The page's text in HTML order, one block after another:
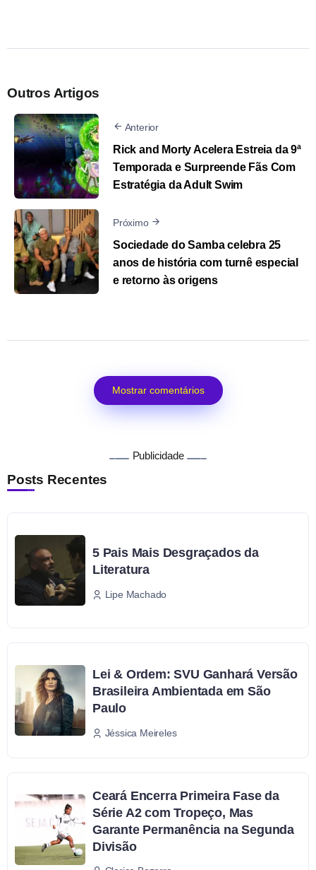
Outros Artigos
Anterior
Rick and Morty Acelera Estreia da 9ª
Temporada e Surpreende Fãs Com
Estratégia da Adult Swim
Próximo
Sociedade do Samba celebra 25
anos de história com turnê especial
e retorno às origens
Mostrar comentários
Publicidade
Posts Recentes
5 Pais Mais Desgraçados da
Literatura
Lipe Machado
Lei & Ordem: SVU Ganhará Versão
Brasileira Ambientada em São
Paulo
Jéssica Meireles
Ceará Encerra Primeira Fase da
Série A2 com Tropeço, Mas
Garante Permanência na Segunda
Divisão